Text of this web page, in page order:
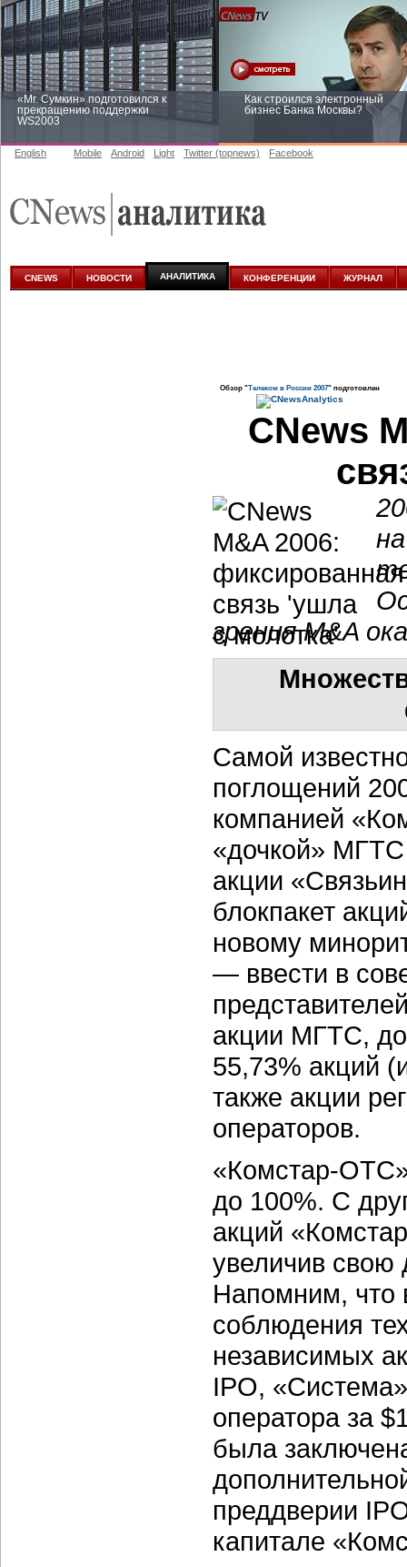
«Mr. Сумкин» подготовился к
прекращению поддержки
WS2003
Как строился электронный
бизнес Банка Москвы?
аналитике
English Mobile Android Light Twitter (topnews) Facebook
CNEWS НОВОСТИ АНАЛИТИКА КОНФЕРЕНЦИИ ЖУРНАЛ
Обзор "Телеком в России 2007" подготовлен
CNews
зрения M&A
Самой
поглощений
компанией
«дочкой»
акции
блокпакет
новому
— ввести в
акции МГТС,
55,73% акций
также акции
операторов.
«Комстар-
до 100%. С
акций
увеличив
Напомним, что
соблюдения
независимых
IPO,
оператора за
была
преддверии
капитале